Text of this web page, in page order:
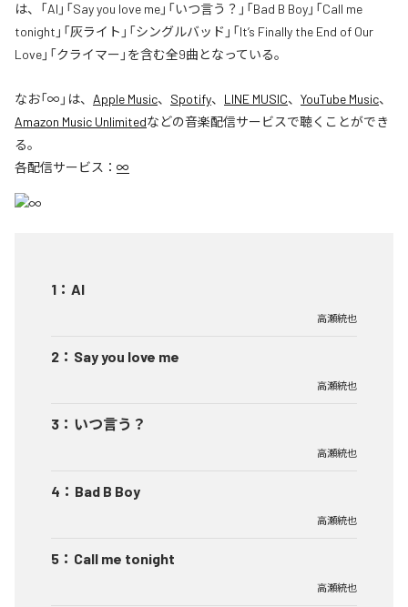
は、「AI」「Say you love me」「いつ言う？」「Bad B Boy」「Call me
tonight」「灰ライト」「シングルバッド」「It’s Finally the End of Our
Love」「クライマー」を含む全9曲となっている。
なお「∞ 」は、 Apple Music、 Spotify、 LINE MUSIC、 YouTube Music、
Amazon Music Unlimitedなどの音楽配信サービスで聴くことができ
る。
各配信サービス： ∞
1 ： AI
高瀬統也
2 ： Say you love me
高瀬統也
3 ： いつ言う？
高瀬統也
4 ： Bad B Boy
高瀬統也
5 ： Call me tonight
高瀬統也